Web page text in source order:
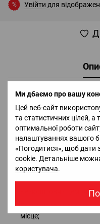
Ми дбаємо про вашу
Цей веб-сайт
та статистичних цілей, а
оптимальної роботи
налаштуваннях вашого
«Погодитися», щоб дати
cookie. Детальніше
користувача.
% Увійти для
Прожектор DJI Mavic 2
Доставка Оплата
Офіціальний імпортер
DJI, Bluetti, Jackery - в
Безкоштовна
Безкоштовна
Безкоштовна доставка
місце;